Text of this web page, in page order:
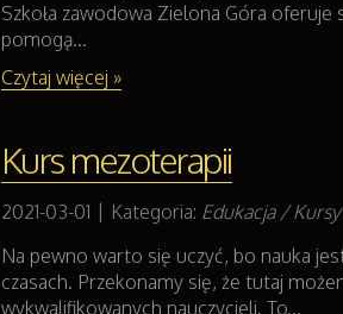
Szkoła zawodowa Zielona Góra
pomogą...
Czytaj więcej »
Kurs mezoterapii
2021-03-01 Kategoria: Edukacja /
Na pewno warto się uczyć, bo nauka
czasach. Przekonamy się, że tutaj
wykwalifikowanych nauczycieli. To...